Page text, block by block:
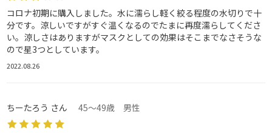
コロナ初期に購入しました。水に濡らし軽く絞る程度の水切りで十
分です。涼しいですがすぐ温くなるのでたまに再度濡らしてくださ
い。涼しさはありますがマスクとしての効果はそこまでなさそうな
ので星3つとしています。
2022.08.26
ちーたろう さん 45～49歳 男性